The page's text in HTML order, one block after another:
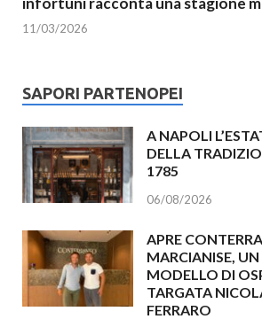
11/03/2026
SAPORI PARTENOPEI
A NAPOLI
DELLA
1785
06/08/2026
APRE
MARCIANISE,
MODELLO DI
TARGATA
FERRARO